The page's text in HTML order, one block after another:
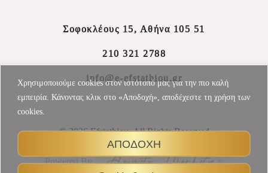
Χρησιμοποιούμε cookies στον ιστότοπό μας για την πιο καλή
εμπειρία. Κάνοντας κλικ στο «Αποδοχή», αποδέχεστε τη χρήση των
cookies.
ΑΠΟΔΟΧΗ
Σοφοκλέους 15, Αθήνα 105 51
210 321 2788
info@e-efstathiou.gr
© 2026 Efstathiou, All Rights Reserved
Powered By